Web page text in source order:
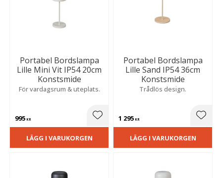
Portabel Bordslampa
Lille Mini Vit IP54 20cm
Konstsmide
För vardagsrum & uteplats.
995 KR Lägg till i favoriter
LÄGG I VARUKORGEN
Portabel Bordslampa
Lille Sand IP54 36cm
Konstsmide
Trådlös design.
1 295 KR
LÄGG I VARUKORGEN